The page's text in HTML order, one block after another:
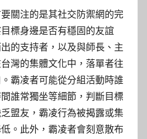
關注的是其社交防禦網的完
標身邊是否有穩固的友誼
的支持者，以及與師長、主
灣的集體文化中，落單者往
霸凌者可能從分組活動時誰
誰常獨坐等細節，判斷目標
盟友，霸凌行為被揭露或集
。此外，霸凌者會刻意散布